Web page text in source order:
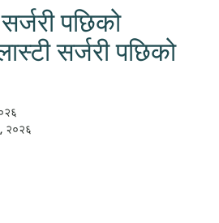
पछिको
सर्जरी पछिको
२०२६